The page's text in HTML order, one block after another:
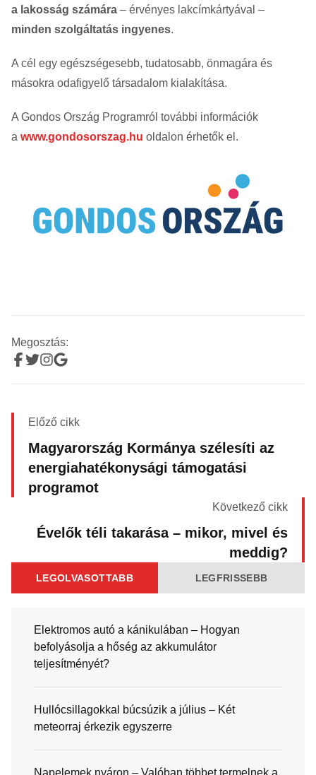
a lakosság számára – érvényes lakcímkártyával –
minden szolgáltatás ingyenes.
A cél egy egészségesebb, tudatosabb, önmagára és
másokra odafigyelő társadalom kialakítása.
A Gondos Ország Programról további információk
a www.gondosorszag.hu oldalon érhetők el.
Megosztás:
Előző cikk
Magyarország Kormánya szélesíti az
energiahatékonysági támogatási
programot
Következő cikk
Évelők téli takarása – mikor, mivel és
meddig?
LEGOLVASOTTABB LEGFRISSEBB
Elektromos autó a kánikulában – Hogyan
befolyásolja a hőség az akkumulátor
teljesítményét?
Hullócsillagokkal búcsúzik a július – Két
meteorraj érkezik egyszerre
Napelemek nyáron – Valóban többet termelnek a